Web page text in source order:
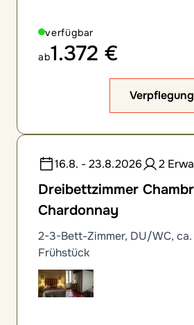
verfügbar
ab1.372 €
16.8. - 23.8.2026 2
Dreibettzimmer
Chardonnay
2-3-Bett-Zimmer, DU/WC, ca.
Frühstück